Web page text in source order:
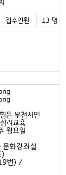
접수인원 13 명
든 부천시민
리교육
월요일
문화강좌실
)
번) /